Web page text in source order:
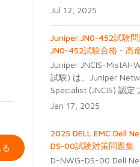
Jul 12, 2025
Juniper JN0-452試験
JN0-452試験合格 - 高
Juniper JNCIS-MistAI-
試験) は、Juniper
Specialist (JNCIS) 認定
Jan 17, 2025
2025 DELL EMC Dell
DS-00試験対策問題集
D-NWG-DS-00 Dell